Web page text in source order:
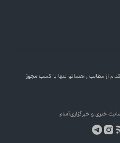
راهنماتو تنها با کسبمجوز
خبری و خبرگزاریآسام